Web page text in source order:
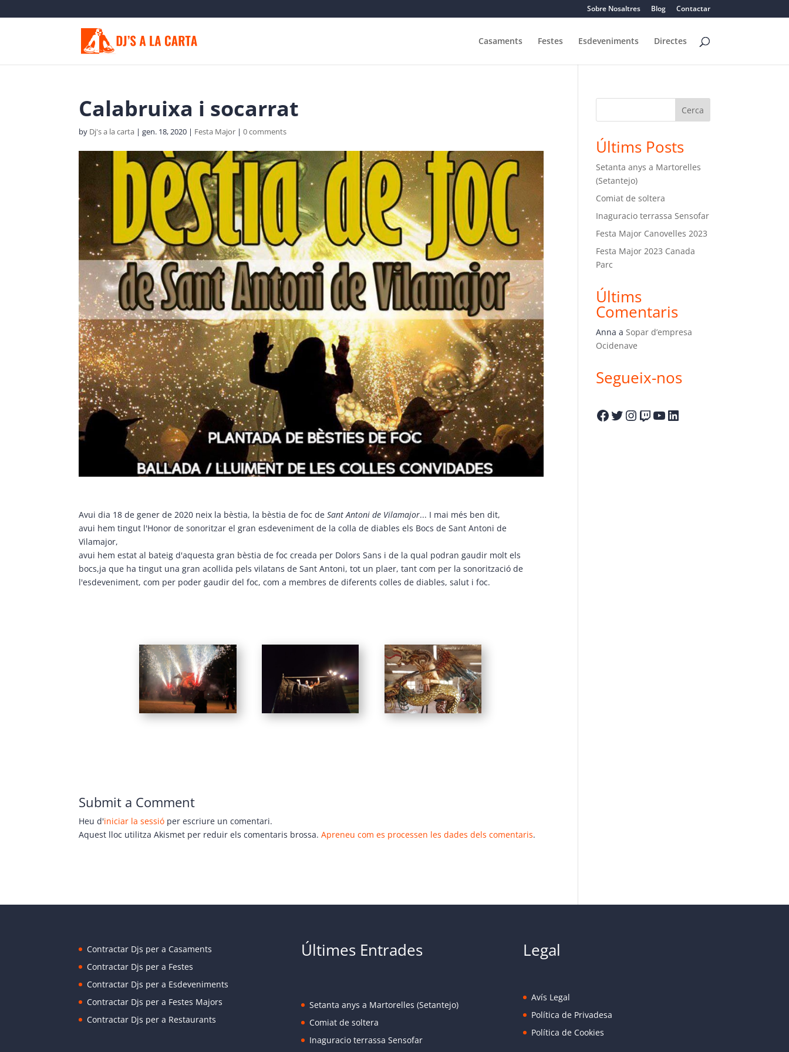
Sobre Nosaltres Blog Contactar
Casaments Festes Esdeveniments Directes
Calabruixa i socarrat
by Dj's a la carta |gen. 18, 2020 | Festa Major |0 comments
Avui dia 18 de gener de 2020 neix la bèstia, la bèstia de foc deSant Antoni de Vilamajor... I mai més ben dit,
avui hem tingut l'Honor de sonoritzar el gran esdeveniment de la colla de diables els Bocs de Sant Antoni de
Vilamajor,
avui hem estat al bateig d'aquesta gran bèstia de foc creada per Dolors Sans i de la qual podran gaudir molt els
bocs,ja que ha tingut una gran acollida pels vilatans de Sant Antoni, tot un plaer, tant com per la sonorització de
l'esdeveniment, com per poder gaudir del foc, com a membres de diferents colles de diables, salut i foc.
Submit a Comment
Heu d'iniciar la sessió per escriure un comentari.
Aquest lloc utilitza Akismet per reduir els comentaris brossa.Apreneu com es processen les dades dels comentaris.
Cerca
Últims Posts
Setanta anys a Martorelles
(Setantejo)
Comiat de soltera
Inaguracio terrassa Sensofar
Festa Major Canovelles 2023
Festa Major 2023 Canada
Parc
Últims
Comentaris
Anna aSopar d’empresa
Ocidenave
Segueix-nos
Facebook
Twitter
Instagram
Twitch
YouTube
LinkedIn
Contractar Djs per a Casaments
Contractar Djs per a Festes
Contractar Djs per a Esdeveniments
Contractar Djs per a Festes Majors
Contractar Djs per a Restaurants
Últimes Entrades
Setanta anys a Martorelles (Setantejo)
Comiat de soltera
Inaguracio terrassa Sensofar
Legal
Avís Legal
Política de Privadesa
Política de Cookies